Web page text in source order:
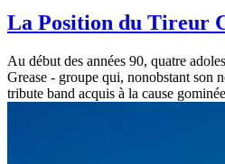
La Position du Tireur
Au début des années 90, quatre
Grease - groupe qui, nonobstant son
tribute band acquis à la cause